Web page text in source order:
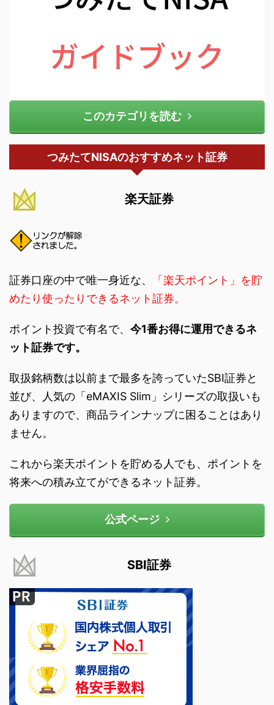
このカテゴリを読む
つみたてNISAのおすすめネット証券
楽天証券
証券口座の中で唯一身近な、
「楽天ポイント」を貯
めたり使ったりできるネット証券。
ポイント投資で有名で、 今1番お得に運用できるネ
ット証券です。
取扱銘柄数は以前まで最多を誇っていたSBI証券と
並び、人気の「eMAXIS Slim」シリーズの取扱いも
ありますので、商品ラインナップに困ることはあり
ません。
これから楽天ポイントを貯める人でも、ポイントを
将来への積み立てができるネット証券。
公式ページ
SBI証券